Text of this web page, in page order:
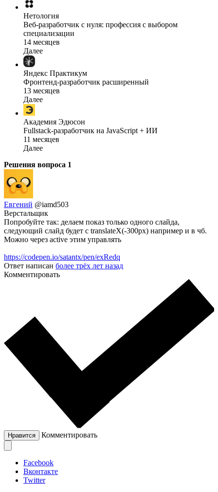
Нетология
Веб-разработчик с нуля: профессия с выбором
специализации
14 месяцев
Далее
Яндекс Практикум
Фронтенд-разработчик расширенный
13 месяцев
Далее
Академия Эдюсон
Fullstack-разработчик на JavaScript + ИИ
11 месяцев
Далее
Решения вопроса 1
Евгений @iamd503
Верстальщик
Попробуйте так: делаем показ только одного слайда,
следующий слайд будет с translateX(-300px) например и в чб.
Можно через active этим управлять
https://codepen.io/satantx/pen/exRedq
Ответ написан более трёх лет назад
Комментировать
Нравится Комментировать
Facebook
Вконтакте
Twitter